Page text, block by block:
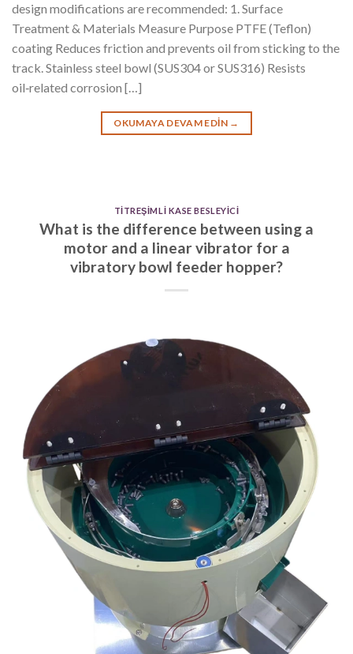
design modifications are recommended: 1. Surface
Treatment & Materials Measure Purpose PTFE (Teflon)
coating Reduces friction and prevents oil from sticking to the
track. Stainless steel bowl (SUS304 or SUS316) Resists
oil‑related corrosion […]
OKUMAYA DEVAM EDIN →
TITREŞIMLI KASE BESLEYICI
What is the difference between using a
motor and a linear vibrator for a
vibratory bowl feeder hopper?